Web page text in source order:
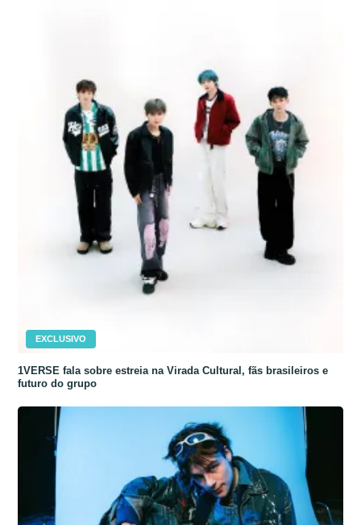
EXCLUSIVO
1VERSE fala sobre estreia na Virada Cultural, fãs brasileiros e
futuro do grupo